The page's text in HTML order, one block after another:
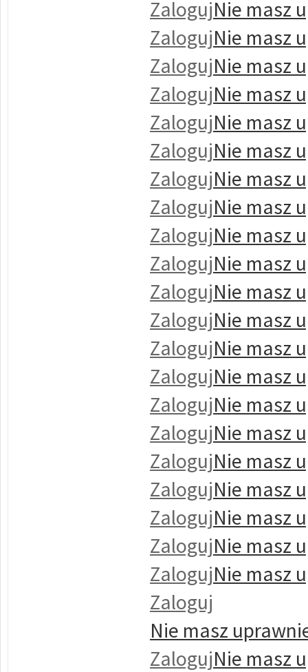
ZalogujNie masz
ZalogujNie masz
ZalogujNie masz
ZalogujNie masz
ZalogujNie masz
ZalogujNie masz
ZalogujNie masz
ZalogujNie masz
ZalogujNie masz
ZalogujNie masz
ZalogujNie masz
ZalogujNie masz
ZalogujNie masz
ZalogujNie masz
ZalogujNie masz
ZalogujNie masz
ZalogujNie masz
ZalogujNie masz
ZalogujNie masz
ZalogujNie masz
ZalogujNie masz
Zaloguj
Nie masz
ZalogujNie masz